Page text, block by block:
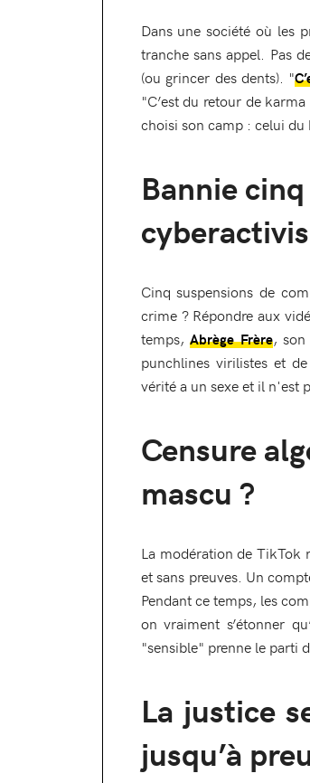
Dans une société où les
tranche sans appel. Pas
(ou grincer des dents). "
"C’est du retour de
choisi son camp : celui
Bannie
Cinq suspensions de
crime ? Répondre aux
temps,Abrège Frère, son
punchlines virilistes et
vérité a un sexe et il n'est
Censure
mascu ?
La modération de TikTok
et sans preuves. Un
Pendant ce temps, les
on vraiment s’étonner
"sensible" prenne le parti
La justice
jusqu’à